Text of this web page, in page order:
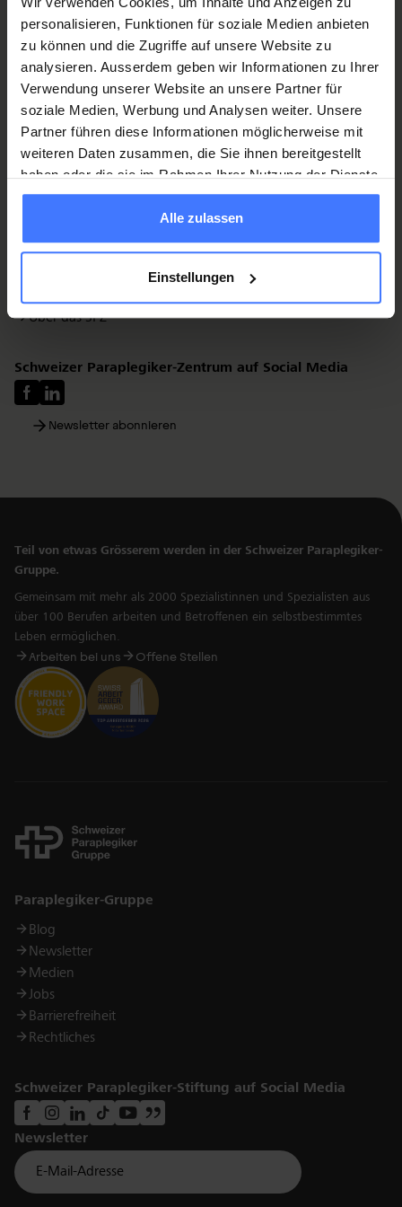
personalisieren, Funktionen für soziale Medien anbieten
zu können und die Zugriffe auf unsere Website zu
analysieren. Ausserdem geben wir Informationen zu Ihrer
Verwendung unserer Website an unsere Partner für
soziale Medien, Werbung und Analysen weiter. Unsere
Partner führen diese Informationen möglicherweise mit
weiteren Daten zusammen, die Sie ihnen bereitgestellt
haben oder die sie im Rahmen Ihrer Nutzung der Dienste
gesammelt haben.
Alle zulassen
Einstellungen
Quick Links
Informationen für Patientinnen und Patienten
Informationen für Besuchende
Zuweisende
Soziale und berufliche Integration
Über das SPZ
Schweizer Paraplegiker-Zentrum auf Social Media
Newsletter abonnieren
Teil von etwas Grösserem werden in der Schweizer Paraplegiker-
Gruppe.
Gemeinsam mit mehr als 2000 Spezialistinnen und Spezialisten aus
über 100 Berufen arbeiten und Betroffenen ein selbstbestimmtes
Leben ermöglichen.
Arbeiten bei uns Offene Stellen
Links
Paraplegiker-Gruppe
Blog
Newsletter
Medien
Jobs
Barrierefreiheit
Rechtliches
Schweizer Paraplegiker-Stiftung auf Social Media
Newsletter
Für Newsletter der Paraplegiker Stiftung anmelden